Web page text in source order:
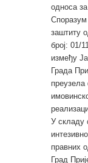
односа
Споразум
заштиту
број: 01/
између
Града
преузела
У складу
правних
Град